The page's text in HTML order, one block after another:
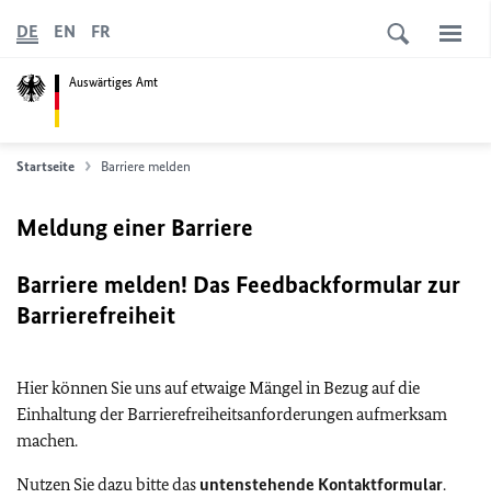
Auswärtiges Amt
DE EN FR
Startseite Barriere melden
Meldung einer Barriere
Barriere melden! Das Feedbackformular zur
Barrierefreiheit
Hier können Sie uns auf etwaige Mängel in Bezug auf die
Einhaltung der Barrierefreiheitsanforderungen aufmerksam
machen.
Nutzen Sie dazu bitte das untenstehende Kontaktformular.